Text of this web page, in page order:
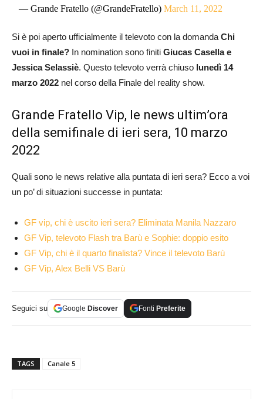
— Grande Fratello (@GrandeFratello)March 11, 2022
Si è poi aperto ufficialmente il televoto con la domanda Chi
vuoi in finale? In nomination sono finiti Giucas Casella e
Jessica Selassiè. Questo televoto verrà chiuso lunedì 14
marzo 2022 nel corso della Finale del reality show.
Grande Fratello Vip, le news ultim’ora
della semifinale di ieri sera, 10 marzo
2022
Quali sono le news relative alla puntata di ieri sera? Ecco a voi
un po’ di situazioni successe in puntata:
GF vip, chi è uscito ieri sera? Eliminata Manila Nazzaro
GF Vip, televoto Flash tra Barù e Sophie: doppio esito
GF Vip, chi è il quarto finalista? Vince il televoto Barù
GF Vip, Alex Belli VS Barù
Seguici su Google Discover Fonti Preferite
TAGS Canale 5